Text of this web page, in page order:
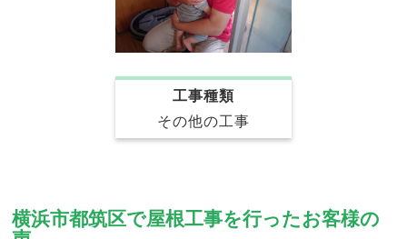
工事種類
その他の工事
横浜市都筑区で屋根工事を行ったお客様の